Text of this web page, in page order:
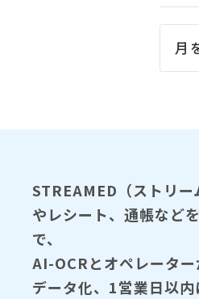
STREAMED（ストリ
やレシート、通帳など
で、
AI-OCRとオペレータ
データ化、1営業日以